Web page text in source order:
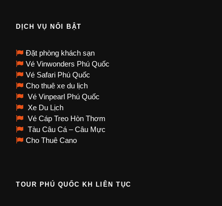
DỊCH VỤ NỔI BẬT
Đặt phòng khách sạn
Vé Vinwonders Phú Quốc
Vé Safari Phú Quốc
Cho thuê xe du lịch
Vé Vinpearl Phú Quốc
Xe Du Lịch
Vé Cáp Treo Hòn Thơm
Tàu Câu Cá – Câu Mực
Cho Thuê Cano
TOUR PHÚ QUỐC KH LIÊN TỤC